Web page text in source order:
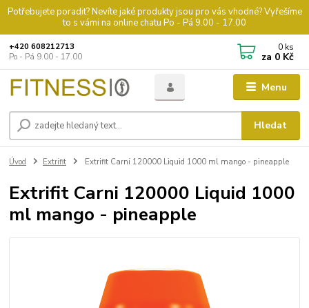
Potřebujete poradit? Nevíte jaké produkty jsou pro vás vhodné? Vyřešíme
to s vámi na online chatu Po - Pá 9.00 - 17.00
Menu
Hledat
+420 608212713
Po - Pá 9.00 - 17.00
0 ks
za 0 Kč
Úvod Extrifit Extrifit Carni 120000 Liquid 1000 ml mango - pineapple
Extrifit Carni 120000 Liquid 1000
ml mango - pineapple